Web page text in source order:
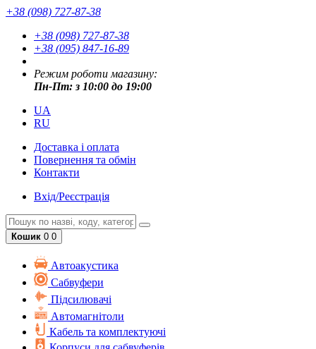
+38 (098) 727-87-38
+38 (098) 727-87-38
+38 (095) 847-16-89
Режим роботи магазину:
Пн-Пт: з 10:00 до 19:00
UA
RU
Доставка і оплата
Повернення та обмін
Контакти
Вхід/Реєстрація
Кошик 0 0
Автоакустика
Cабвуфери
Підсилювачі
Автомагнітоли
Кабель та комплектуючі